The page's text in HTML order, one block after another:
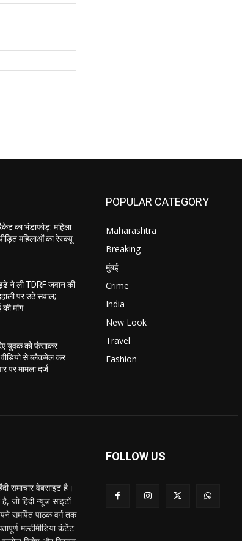
का भंडाफोड़: महिला
महिलाओं का रेस्क्यू
ने ली TDRF जवान की
पर उठे सवाल;
की मांग
युवक को फंसाकर
से ब्लैकमेल कर
पर मामला दर्ज
POPULAR CATEGORY
Maharashtra
Breaking
मुंबई
Crime
India
New Look
Travel
Fashion
समाचार वेबसाइट है।
जो हिंदी न्यूज साइटों
समर्पित पाठक वर्ग तक
मल्टीमीडिया कंटेंट
FOLLOW US